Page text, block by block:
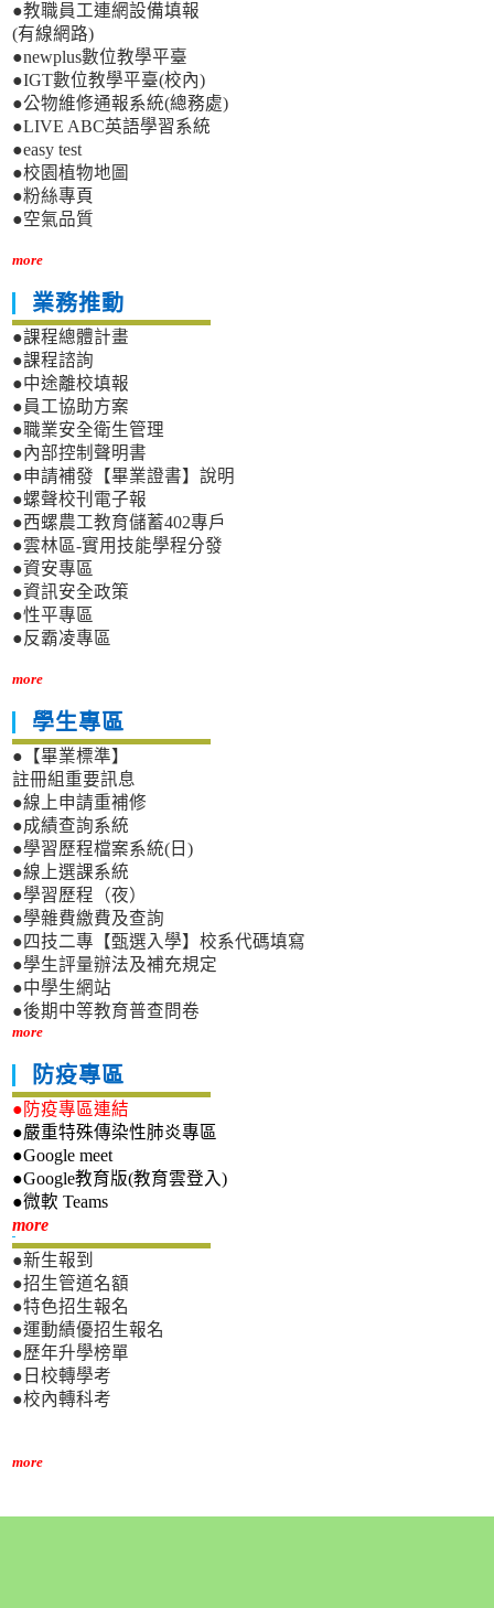
●教職員工連網設備填報
(有線網路)
●newplus數位教學平臺
●IGT數位教學平臺(校內)
●公物維修通報系統(總務處)
●LIVE ABC英語學習系統
●easy test
●校園植物地圖
●粉絲專頁
●空氣品質
more
業務推動
●課程總體計畫
●課程諮詢
●中途離校填報
●員工協助方案
●職業安全衛生管理
●內部控制聲明書
●申請補發【畢業證書】說明
●螺聲校刊電子報
●西螺農工教育儲蓄402專戶
●雲林區-實用技能學程分發
●資安專區
●資訊安全政策
●性平專區
●反霸凌專區
more
學生專區
●【畢業標準】
註冊組重要訊息
●線上申請重補修
●成績查詢系統
●學習歷程檔案系統(日)
●線上選課系統
●學習歷程（夜）
●學雜費繳費及查詢
●四技二專【甄選入學】校系代碼填寫
●學生評量辦法及補充規定
●中學生網站
●後期中等教育普查問卷
more
防疫專區
●防疫專區連結
●嚴重特殊傳染性肺炎專區
●Google meet
●Google教育版(教育雲登入)
●微軟 Teams
more新生專區
●新生報到
●招生管道名額
●特色招生報名
●運動績優招生報名
●歷年升學榜單
●日校轉學考
●校內轉科考
more